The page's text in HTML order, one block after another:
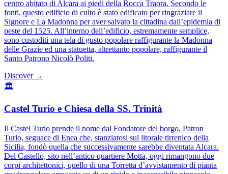
centro abitato di Alcara ai piedi della Rocca Traora. Secondo le
fonti, questo edificio di culto è stato edificato per ringraziare il
Signore e La Madonna per aver salvato la cittadina dall’epidemia di
peste del 1525. All’interno dell’edificio, estremamente semplice,
sono custoditi una tela di gusto popolare raffigurante la Madonna
delle Grazie ed una statuetta, altrettanto popolare, raffigurante il
Santo Patrono Nicolò Politi.
Discover →
🏛️
Castel Turio e Chiesa della SS. Trinità
Il Castel Turio prende il nome dal Fondatore del borgo, Patron
Turio, seguace di Enea che, stanziatosi sul litorale tirrenico della
Sicilia, fondò quella che successivamente sarebbe diventata Alcara.
Del Castello, sito nell’antico quartiere Motta, oggi rimangono due
corpi architettonici, quello di una Torretta d’avvistamento di pianta